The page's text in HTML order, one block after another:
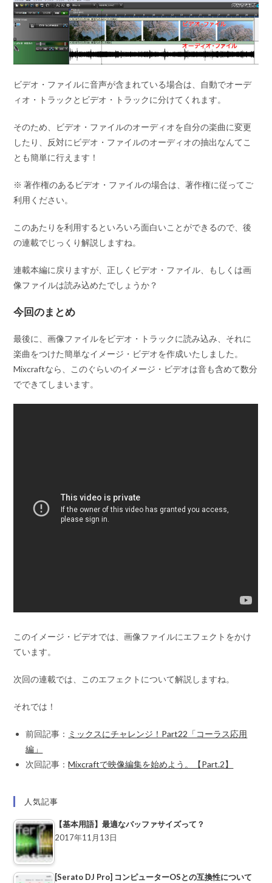
ビデオ・ファイルに音声が含まれている場合は、自動でオーデ
ィオ・トラックとビデオ・トラックに分けてくれます。
そのため、ビデオ・ファイルのオーディオを自分の楽曲に変更
したり、反対にビデオ・ファイルのオーディオの抽出なんてこ
とも簡単に行えます！
※ 著作権のあるビデオ・ファイルの場合は、著作権に従ってご
利用ください。
このあたりを利用するといろいろ面白いことができるので、後
の連載でじっくり解説しますね。
連載本編に戻りますが、正しくビデオ・ファイル、もしくは画
像ファイルは読み込めたでしょうか？
今回のまとめ
最後に、画像ファイルをビデオ・トラックに読み込み、それに
楽曲をつけた簡単なイメージ・ビデオを作成いたしました。
Mixcraftなら、このぐらいのイメージ・ビデオは音も含めて数分
でできてしまいます。
このイメージ・ビデオでは、画像ファイルにエフェクトをかけ
ています。
次回の連載では、このエフェクトについて解説しますね。
それでは！
前回記事： ミックスにチャレンジ！Part22「コーラス応用
編」
次回記事：Mixcraftで映像編集を始めよう。【Part.2】
人気記事
【基本用語】最適なバッファサイズって？
2017年11月13日
[Serato DJ Pro] コンピューターOSとの互換性について